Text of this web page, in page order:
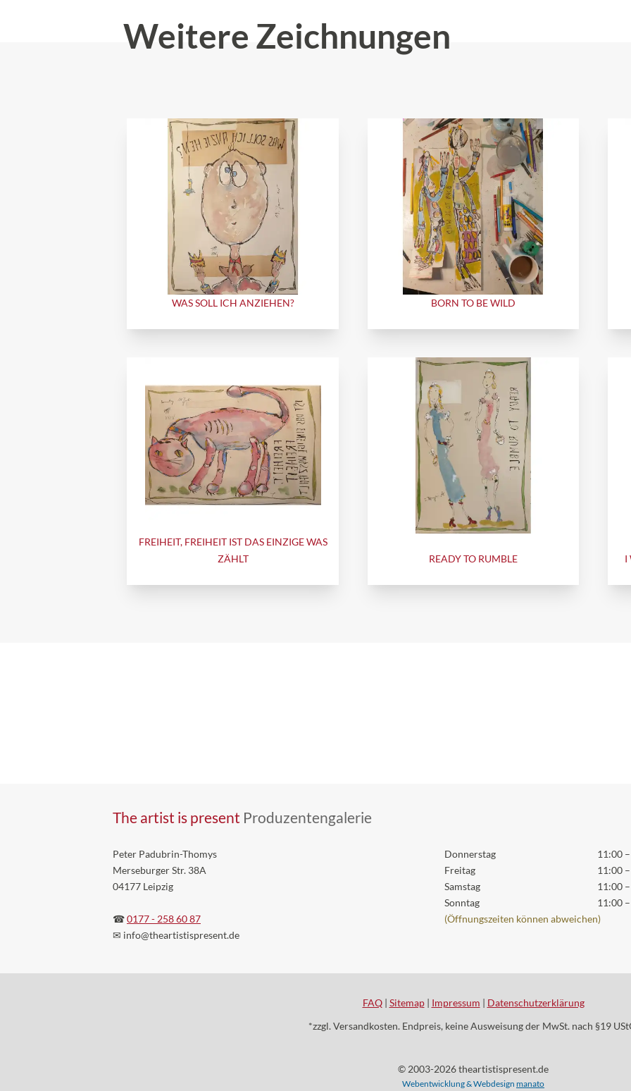
Weitere Zeichnungen
WAS SOLL ICH ANZIEHEN? BORN TO BE WILD
FREIHEIT, FREIHEIT IST DAS EINZIGE WAS
ZÄHLT
READY TO RUMBLE I
The artist is present Produzentengalerie
Peter Padubrin-Thomys
Merseburger Str. 38A
04177 Leipzig
☎0177 - 258 60 87
✉ info@theartistispresent.de
Donnerstag
Freitag
Samstag
Sonntag
11:00
11:00
11:00
11:00
(Öffnungszeiten können abweichen)
FAQ| Sitemap| Impressum | Datenschutzerklärung
*zzgl. Versandkosten. Endpreis, keine Ausweisung der MwSt. nach §19
© 2003-2026 theartistispresent.de
Webentwicklung & Webdesign manato